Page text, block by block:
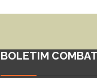
BOLETIM